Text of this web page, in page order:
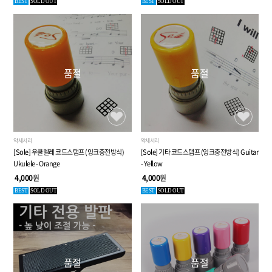
품절
악세서리
[Sole] 우쿨렐레 코드스탬프 (잉크충전방식)
Ukulele - Orange
4,000원
BEST SOLD OUT
품절
악세서리
[Sole] 기타 코드스탬프 (잉크충전방식) Guitar
- Yellow
4,000원
BEST SOLD OUT
품절 품절